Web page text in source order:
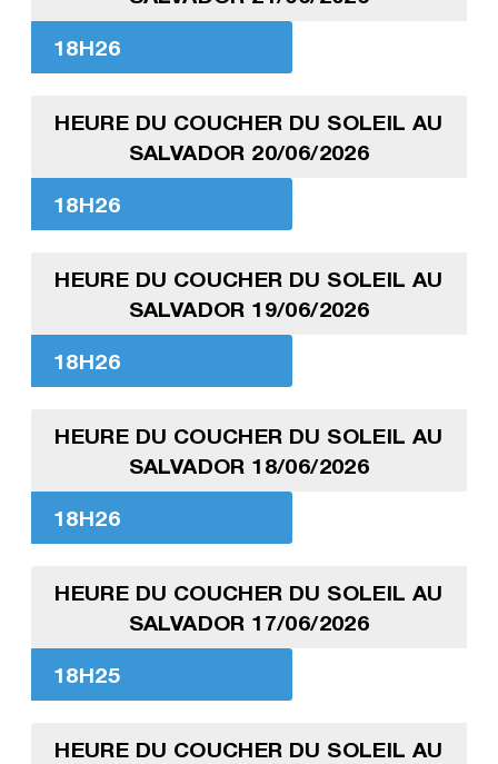
18H26
HEURE DU COUCHER DU SOLEIL AU
SALVADOR 20/06/2026
18H26
HEURE DU COUCHER DU SOLEIL AU
SALVADOR 19/06/2026
18H26
HEURE DU COUCHER DU SOLEIL AU
SALVADOR 18/06/2026
18H26
HEURE DU COUCHER DU SOLEIL AU
SALVADOR 17/06/2026
18H25
HEURE DU COUCHER DU SOLEIL AU